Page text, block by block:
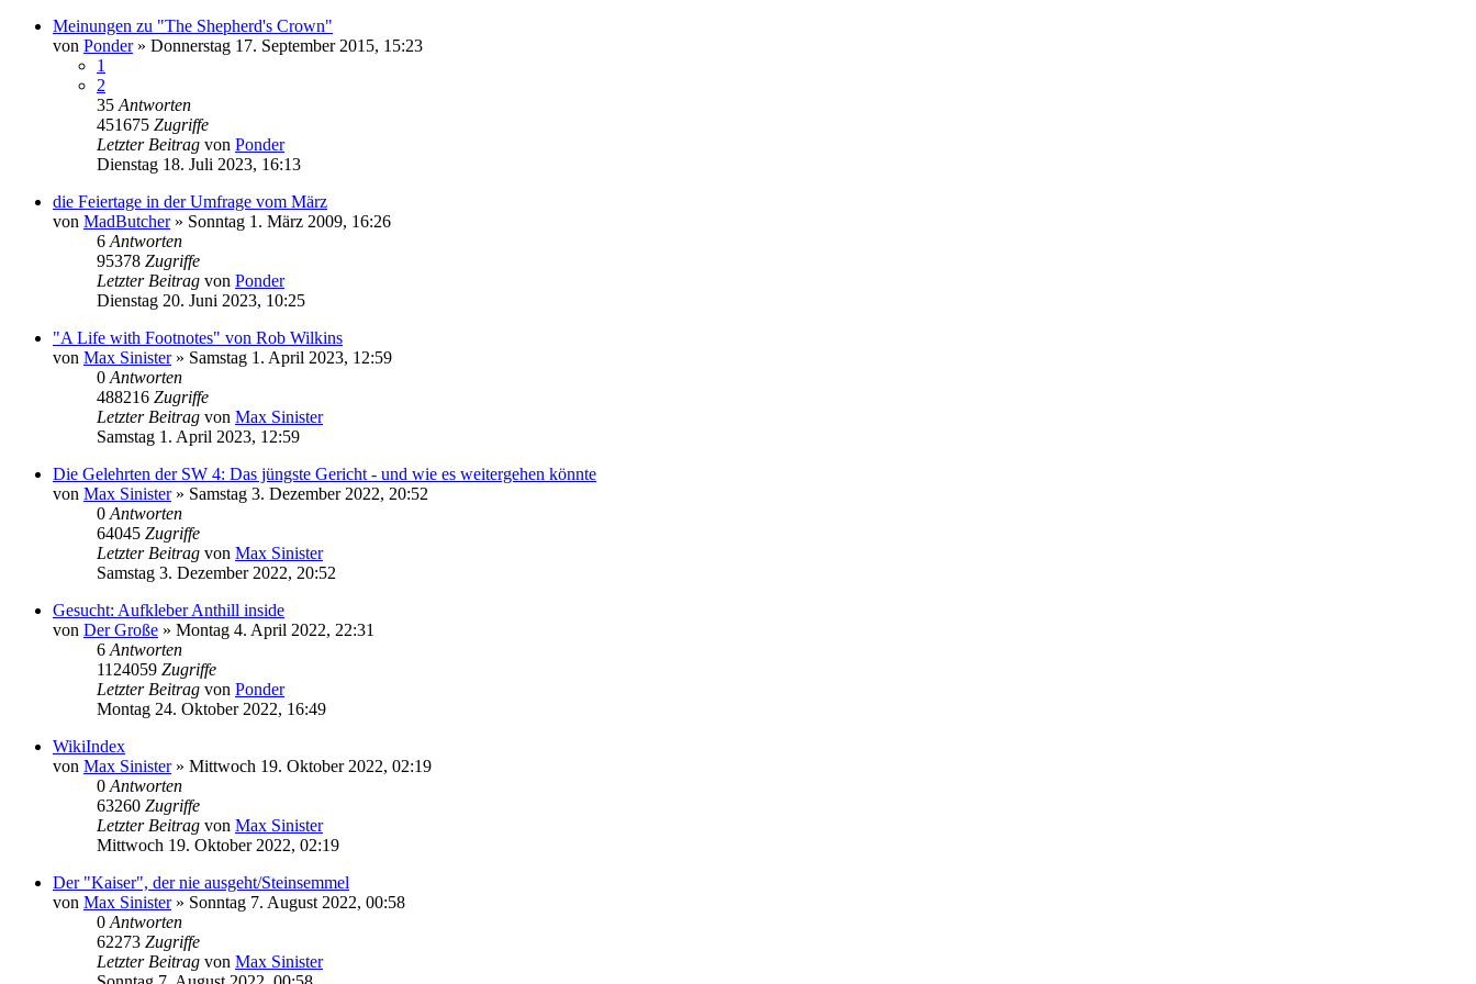
Meinungen zu "The Shepherd's Crown"
von Ponder» Donnerstag 17. September 2015, 15:23
1
2
35 Antworten
451675 Zugriffe
Letzter Beitrag von Ponder
Dienstag 18. Juli 2023, 16:13
die Feiertage in der Umfrage vom März
von MadButcher» Sonntag 1. März 2009, 16:26
6 Antworten
95378 Zugriffe
Letzter Beitrag von Ponder
Dienstag 20. Juni 2023, 10:25
"A Life with Footnotes" von Rob Wilkins
von Max Sinister» Samstag 1. April 2023, 12:59
0 Antworten
488216 Zugriffe
Letzter Beitrag von Max Sinister
Samstag 1. April 2023, 12:59
Die Gelehrten der SW 4: Das jüngste Gericht - und wie es weitergehen könnte
von Max Sinister» Samstag 3. Dezember 2022, 20:52
0 Antworten
64045 Zugriffe
Letzter Beitrag von Max Sinister
Samstag 3. Dezember 2022, 20:52
Gesucht: Aufkleber Anthill inside
von Der Große » Montag 4. April 2022, 22:31
6 Antworten
1124059 Zugriffe
Letzter Beitrag von Ponder
Montag 24. Oktober 2022, 16:49
WikiIndex
von Max Sinister» Mittwoch 19. Oktober 2022, 02:19
0 Antworten
63260 Zugriffe
Letzter Beitrag von Max Sinister
Mittwoch 19. Oktober 2022, 02:19
Der "Kaiser", der nie ausgeht/Steinsemmel
von Max Sinister» Sonntag 7. August 2022, 00:58
0 Antworten
62273 Zugriffe
Letzter Beitrag von Max Sinister